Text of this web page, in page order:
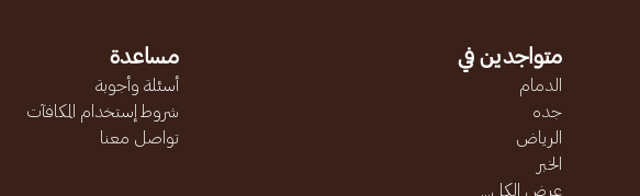
متواجدين في
الدمام
جده
الرياض
الخبر
عرض الكل...
مساعدة
أسئلة وأجوبة
شروط إستخدام المكافآت
تواصل معنا